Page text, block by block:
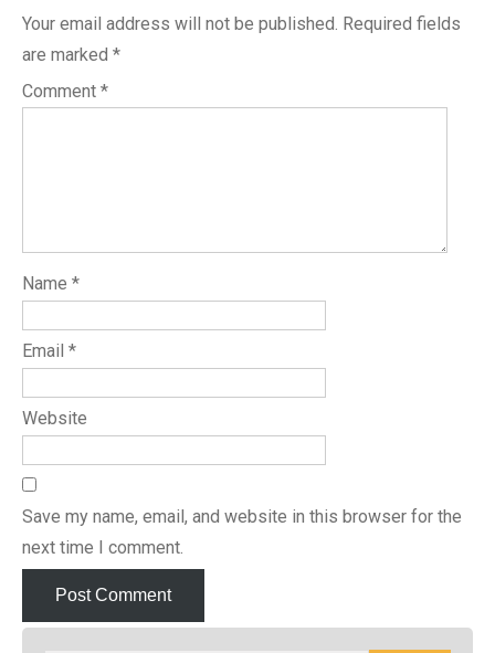
Your email address will not be published. Required fields
are marked *
Comment *
Name *
Email *
Website
Save my name, email, and website in this browser for the
next time I comment.